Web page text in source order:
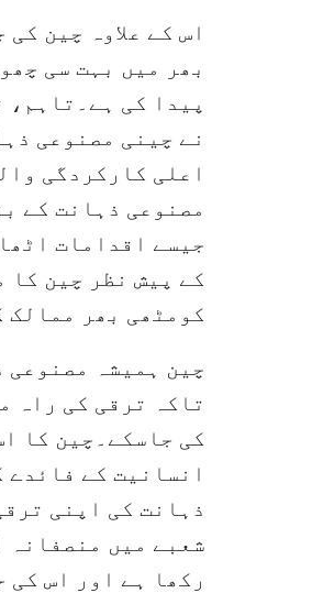
بھر میں بہت سی
پیدا کی ہے۔تاہم،
نے چینی مصنوعی
اعلی کارکردگی
مصنوعی ذہانت کے
جیسے اقدامات
کے پیش نظر چین کا
کومٹھی بھر ممالک
چین ہمیشہ مصنوعی
تاکہ ترقی کی راہ
کی جاسکے۔چین کا
انسانیت کے فائدے
ذہانت کی اپنی
شعبے میں منصفانہ
رکھا ہے اور اس کی